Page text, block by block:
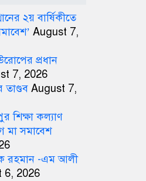
২য় বার্ষিকীতে
August 7,
প্রধান
7, 2026
তাণ্ডব August 7,
শিক্ষা কল্যাণ
মা সমাবেশ
রহমান -এম আলী
6, 2026